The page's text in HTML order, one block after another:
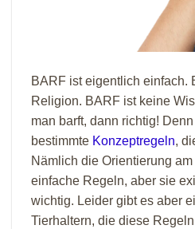
BARF ist eigentlich einfach.
Religion. BARF ist keine
man barft, dann richtig!
bestimmte Konzeptregeln,
Nämlich die Orientierung
einfache Regeln, aber sie
wichtig. Leider gibt es aber
Tierhaltern, die diese